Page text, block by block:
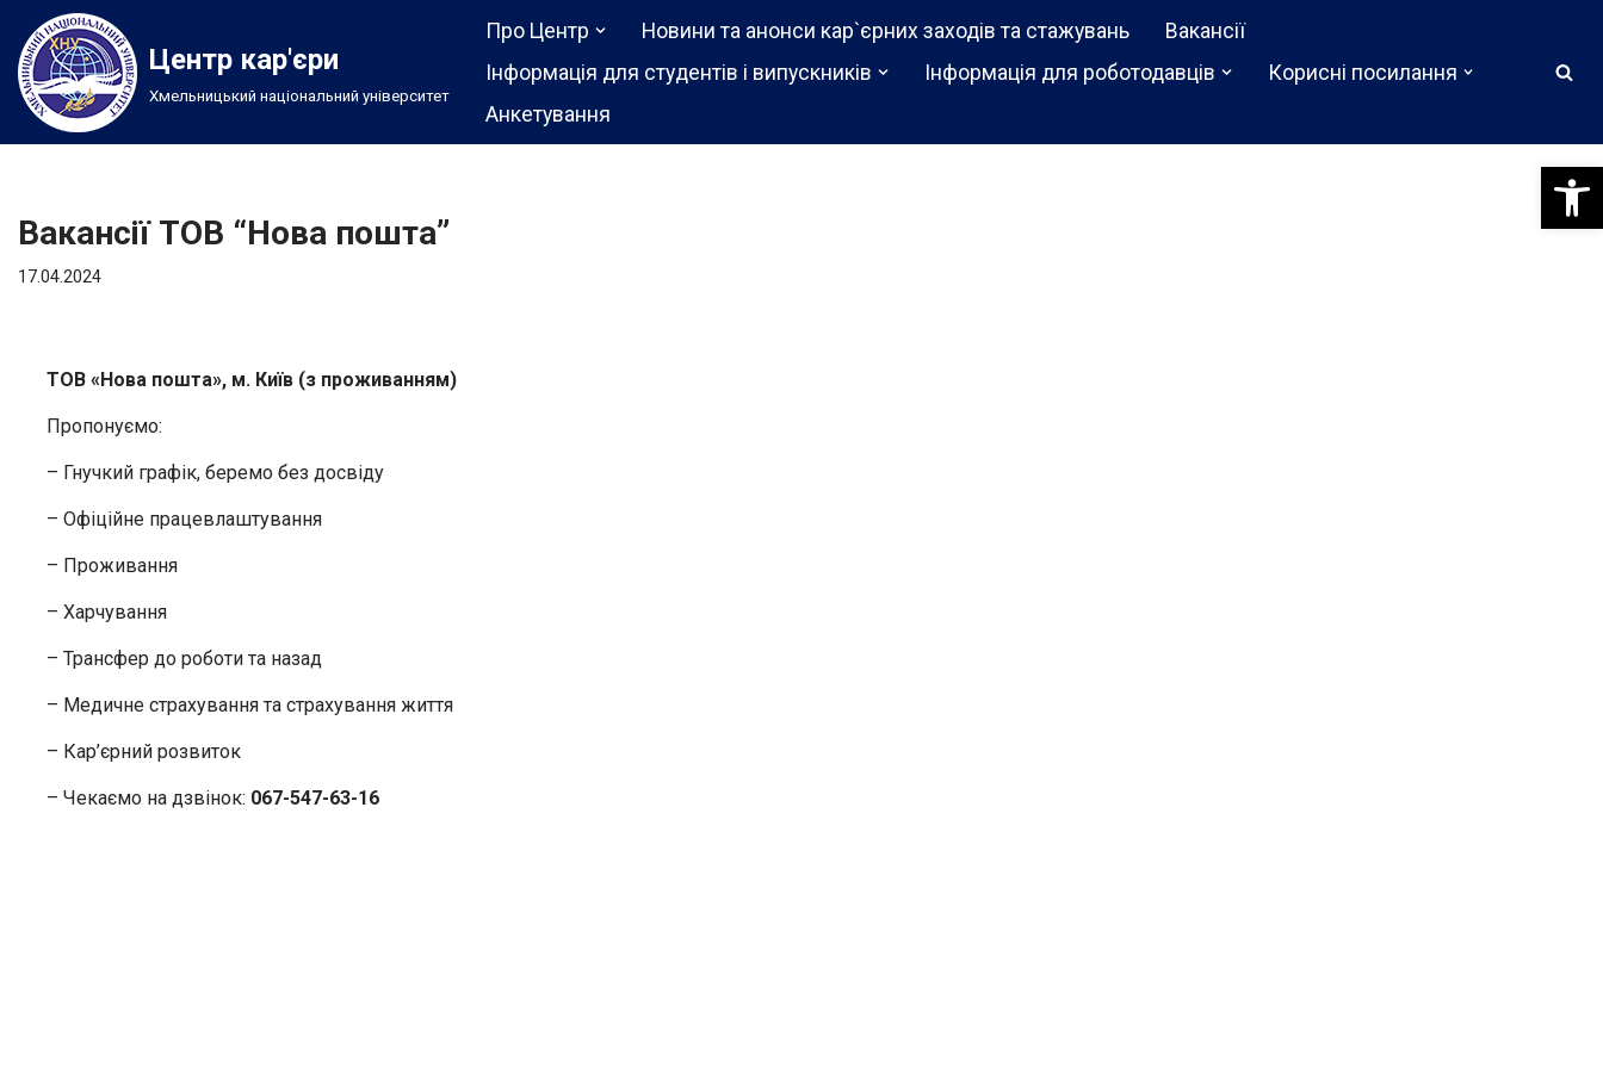
Перейти
до
вмісту
Центр кар'єри
Хмельницький національний університет
Про Центр Новини та анонси кар`єрних заходів та стажувань
Вакансії
Інформація для студентів і випускників
Інформація для роботодавців
Корисні посилання
Анкетування
Вакансії ТОВ “Нова пошта”
17.04.2024
ТОВ «Нова пошта», м. Київ (з проживанням)
Пропонуємо:
– Гнучкий графік, беремо без досвіду
– Офіційне працевлаштування
– Проживання
– Харчування
– Трансфер до роботи та назад
– Медичне страхування та страхування життя
– Кар’єрний розвиток
– Чекаємо на дзвінок: 067-547-63-16